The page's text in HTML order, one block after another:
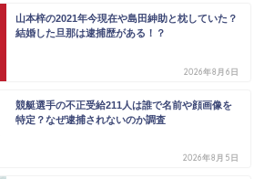
山本梓の2021年今現在や島田紳助と枕していた？
結婚した旦那は逮捕歴がある！？
2026年8月6日
競艇選手の不正受給211人は誰で名前や顔画像を
特定？なぜ逮捕されないのか調査
2026年8月5日